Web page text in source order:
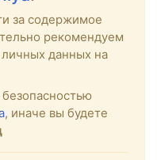
за содержимое
рекомендуем
личных данных на
, иначе вы будете